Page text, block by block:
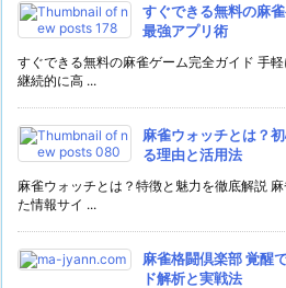
すぐできる無料の麻
最強アプリ術
すぐできる無料の麻雀ゲーム完全ガイド 手
継続的に高 ...
麻雀ウォッチとは？
る理由と活用法
麻雀ウォッチとは？特徴と魅力を徹底解説
た情報サイ ...
麻雀格闘倶楽部 覚醒
ド解析と実戦法